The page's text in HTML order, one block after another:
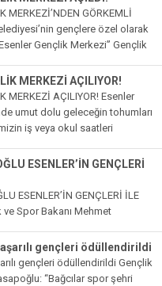
MERKEZİ’NDEN GÖRKEMLİ
gençlere özel olarak
Gençlik Merkezi” Gençlik
Kasapoğlu, “Gençlerimizle
muhabbet çok...
MERKEZİ AÇILIYOR!
MERKEZİ AÇILIYOR! Esenler
umut dolu geleceğin tohumları
iş veya okul saatleri
oluşturulması amacıyla gençlik
ESENLER’İN GENÇLERİ
ESENLER’İN GENÇLERİ İLE
ve Spor Bakanı Mehmet
Gençlik Günleri’nin kapanış
Kasapoğlu, “Spor tesisleriyle
yukarıya taşımaya...
gençleri ödüllendirildi
gençleri ödüllendirildi Gençlik
“Bağcılar spor şehri